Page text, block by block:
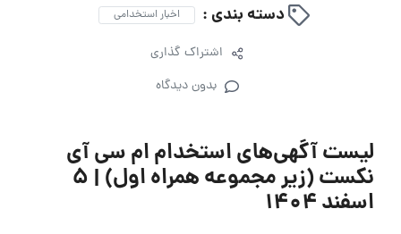
دسته بندی : اخبار استخدامی
اشتراک گذاری
بدون دیدگاه
لیست آگهی‌های استخدام ام سی آی
نکست (زیر مجموعه همراه اول) | ۵
اسفند ۱۴۰۴